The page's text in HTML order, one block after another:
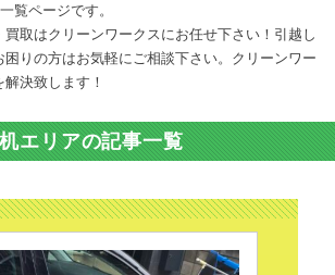
覧ページです。
取はクリーンワークスにお任せ下さい！引越し
困りの方はお気軽にご相談下さい。クリーンワー
決致します！
エリアの記事一覧